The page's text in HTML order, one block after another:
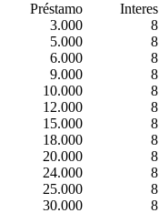
Préstamo Interes
3.000
8
5.000
8
6.000
8
9.000
8
10.000
8
12.000
8
15.000
8
18.000
8
20.000
8
24.000
8
25.000
8
30.000
8